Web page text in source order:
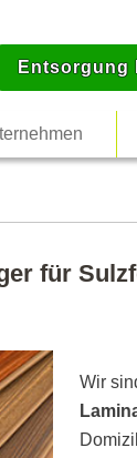
Entsorgung
für
Wir